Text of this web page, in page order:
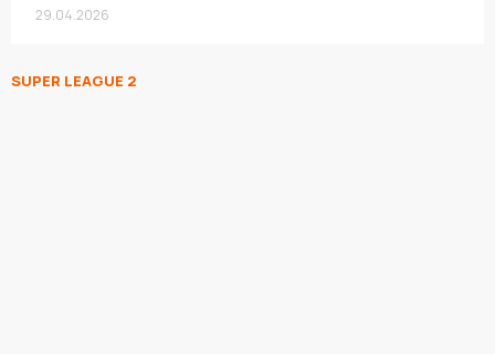
29.04.2026
SUPER LEAGUE 2